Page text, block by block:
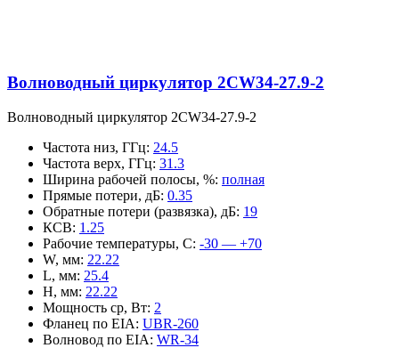
Волноводный циркулятор 2CW34-27.9-2
Волноводный циркулятор 2CW34-27.9-2
Частота низ, ГГц: 24.5
Частота верх, ГГц: 31.3
Ширина рабочей полосы, %: полная
Прямые потери, дБ: 0.35
Обратные потери (развязка), дБ: 19
КСВ: 1.25
Рабочие температуры, С: -30 — +70
W, мм: 22.22
L, мм: 25.4
H, мм: 22.22
Мощность ср, Вт: 2
Фланец по EIA: UBR-260
Волновод по EIA: WR-34